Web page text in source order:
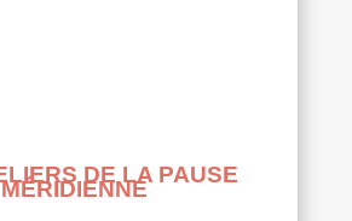
DE LA PAUSE
MÉRIDIENNE